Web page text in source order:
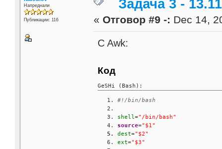
Напреднали
Публикации: 116
Задача 3 -
« Отговор #9 -: Dec 14,
C Awk:
Код
GeSHi (Bash):
#!/bin/bash
shell="/bin/bash"
source="$1"
dest="$2"
ext="$3"